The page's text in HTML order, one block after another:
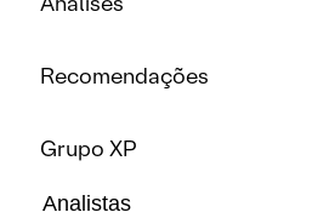
Recomendações
Grupo XP
Analistas